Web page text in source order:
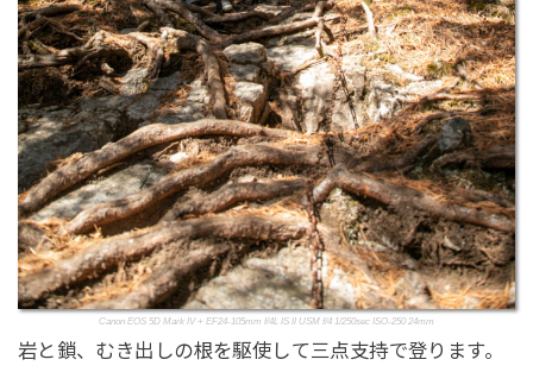
Canon EOS 5D Mark IV + EF24-105mm f/4L IS II USM f/4 1/250sec ISO-250 24mm
岩と鎖、むき出しの根を駆使して三点支持で登ります。